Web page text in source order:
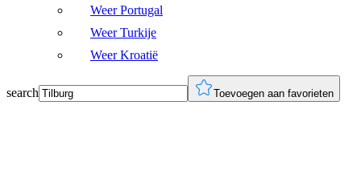
Weer Portugal
Weer Turkije
Weer Kroatië
search Toevoegen aan favorieten